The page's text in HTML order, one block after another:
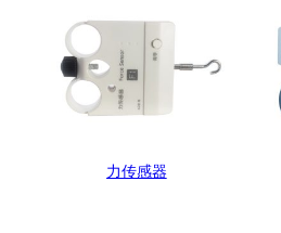
力传感器